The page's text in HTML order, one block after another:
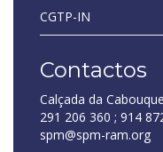
CGTP-IN
Contactos
Calçada da
291 206 360 ; 914
spm@spm-ram.org